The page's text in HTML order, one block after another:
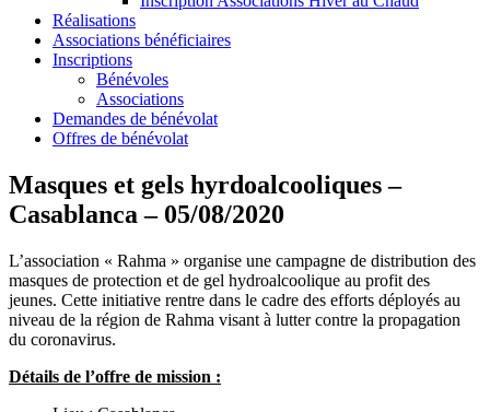
Réalisations
Associations bénéficiaires
Inscriptions
Bénévoles
Associations
Demandes de bénévolat
Offres de bénévolat
Masques et gels hyrdoalcooliques –
Casablanca – 05/08/2020
L’association « Rahma » organise une campagne de distribution des
masques de protection et de gel hydroalcoolique au profit des
jeunes. Cette initiative rentre dans le cadre des efforts déployés au
niveau de la région de Rahma visant à lutter contre la propagation
du coronavirus.
Détails de l’offre de mission :